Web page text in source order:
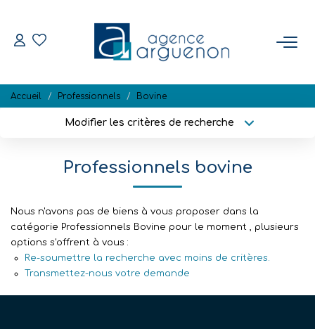
Nos Biens Disponibles
Estimation
Biens Vendus
NOTRE RÉGION
Accueil Professionnels Bovine
Modifier les critères de recherche
Plus de critères Créer une alerte
Professionnels bovine
Nous n'avons pas de biens à vous proposer dans la
catégorie Professionnels Bovine pour le moment , plusieurs
options s'offrent à vous :
Re-soumettre la recherche avec moins de critères.
Transmettez-nous votre demande